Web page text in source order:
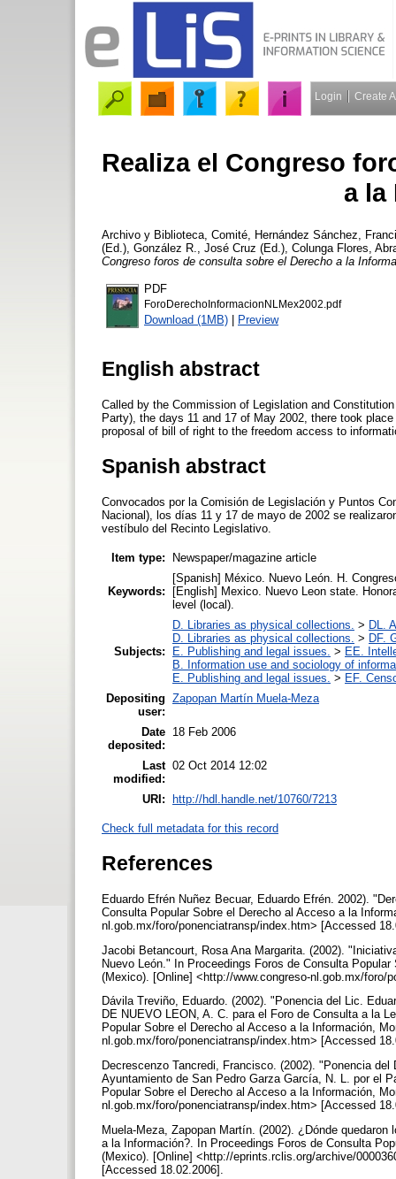
Login Create
Realiza el Congreso
a la
Archivo y Biblioteca, Comité
Hernández Sánchez,
(Ed.) González R., José Cruz (Ed.) Colunga Flores,
Congreso foros de consulta sobre el Derecho a la
PDF
ForoDerechoInformacionNLMex2002.pdf
Download (1MB) | Preview
English abstract
Called by the Commission of Legislation and
Party), the days 11 and 17 of May 2002, there took
proposal of bill of right to the freedom access to
Spanish abstract
Convocados por la Comisión de Legislación y Puntos
Nacional), los días 11 y 17 de mayo de 2002 se
vestíbulo del Recinto Legislativo.
Item type: Newspaper/magazine article
Keywords:
[Spanish] México. Nuevo León. H.
[English] Mexico. Nuevo Leon state.
level (local).
Subjects:
D. Libraries as physical collections. > DL.
D. Libraries as physical collections. > DF.
E. Publishing and legal issues. > EE.
B. Information use and sociology of
E. Publishing and legal issues. > EF.
Depositing
user:
Zapopan Martín Muela-Meza
Date
deposited:
18 Feb 2006
Last
modified:
02 Oct 2014 12:02
URI: http://hdl.handle.net/10760/7213
Check full metadata for this record
References
Eduardo Efrén Nuñez Becuar, Eduardo Efrén. 2002).
Consulta Popular Sobre el Derecho al Acceso a la
nl.gob.mx/foro/ponenciatransp/index.htm> [Accessed
Jacobi Betancourt, Rosa Ana Margarita. (2002).
Nuevo León." In Proceedings Foros de Consulta
(Mexico). [Online] <http://www.congreso-nl.gob.mx/
Dávila Treviño, Eduardo. (2002). "Ponencia del Lic.
DE NUEVO LEON, A. C. para el Foro de Consulta a la
Popular Sobre el Derecho al Acceso a la Información,
nl.gob.mx/foro/ponenciatransp/index.htm> [Accessed
Decrescenzo Tancredi, Francisco. (2002). "Ponencia
Ayuntamiento de San Pedro Garza García, N. L. por el
Popular Sobre el Derecho al Acceso a la Información,
nl.gob.mx/foro/ponenciatransp/index.htm> [Accessed
Muela-Meza, Zapopan Martín. (2002). ¿Dónde
a la Información?. In Proceedings Foros de Consulta
(Mexico). [Online] <http://eprints.rclis.org/archive/
[Accessed 18.02.2006].